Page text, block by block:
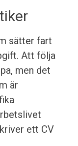
sätter fart
Att följa
men det
är
ett CV